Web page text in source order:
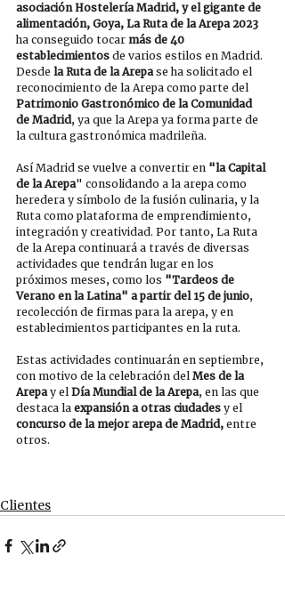
asociación Hostelería Madrid, y el gigante de
alimentación, Goya, La Ruta de la Arepa 2023
ha conseguido tocar más de 40
establecimientos de varios estilos en Madrid.
Desde la Ruta de la Arepa se ha solicitado el
reconocimiento de la Arepa como parte del
Patrimonio Gastronómico de la Comunidad
de Madrid, ya que la Arepa ya forma parte de
la cultura gastronómica madrileña.
Así Madrid se vuelve a convertir en "la Capital
de la Arepa" consolidando a la arepa como
heredera y símbolo de la fusión culinaria, y la
Ruta como plataforma de emprendimiento,
integración y creatividad. Por tanto, La Ruta
de la Arepa continuará a través de diversas
actividades que tendrán lugar en los
próximos meses, como los "Tardeos de
Verano en la Latina" a partir del 15 de junio,
recolección de firmas para la arepa, y en
establecimientos participantes en la ruta.
Estas actividades continuarán en septiembre,
con motivo de la celebración del Mes de la
Arepa y el Día Mundial de la Arepa, en las que
destaca la expansión a otras ciudades y el
concurso de la mejor arepa de Madrid, entre
otros.
Clientes